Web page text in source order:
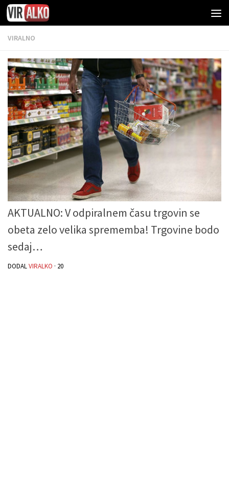
VIRALNO
AKTUALNO: V odpiralnem času trgovin se
obeta zelo velika sprememba! Trgovine bodo
sedaj…
DODALVIRALKO · 20